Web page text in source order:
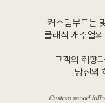
커스텀무드는
클래식 캐주얼
고객의 취향
당신의
Custom mood